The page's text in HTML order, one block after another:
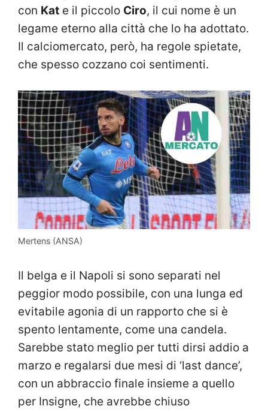
con Kat e il piccolo Ciro, il cui nome è un
legame eterno alla città che lo ha adottato.
Il calciomercato, però, ha regole spietate,
che spesso cozzano coi sentimenti.
Mertens (ANSA)
Il belga e il Napoli si sono separati nel
peggior modo possibile, con una lunga ed
evitabile agonia di un rapporto che si è
spento lentamente, come una candela.
Sarebbe stato meglio per tutti dirsi addio a
marzo e regalarsi due mesi di ‘last dance’,
con un abbraccio finale insieme a quello
per Insigne, che avrebbe chiuso